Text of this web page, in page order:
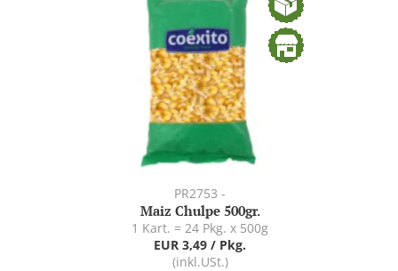
PR2753 -
Maiz Chulpe 500gr.
1 Kart. = 24 Pkg. x 500g
EUR 3,49 / Pkg.
(inkl.USt.)